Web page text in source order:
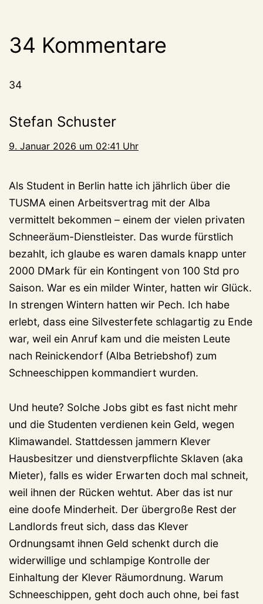
34 Kommentare
34
Stefan Schuster
9. Januar 2026 um 02:41 Uhr
Als Student in Berlin hatte ich jährlich über die
TUSMA einen Arbeitsvertrag mit der Alba
vermittelt bekommen – einem der vielen privaten
Schneeräum-Dienstleister. Das wurde fürstlich
bezahlt, ich glaube es waren damals knapp unter
2000 DMark für ein Kontingent von 100 Std pro
Saison. War es ein milder Winter, hatten wir Glück.
In strengen Wintern hatten wir Pech. Ich habe
erlebt, dass eine Silvesterfete schlagartig zu Ende
war, weil ein Anruf kam und die meisten Leute
nach Reinickendorf (Alba Betriebshof) zum
Schneeschippen kommandiert wurden.
Und heute? Solche Jobs gibt es fast nicht mehr
und die Studenten verdienen kein Geld, wegen
Klimawandel. Stattdessen jammern Klever
Hausbesitzer und dienstverpflichte Sklaven (aka
Mieter), falls es wider Erwarten doch mal schneit,
weil ihnen der Rücken wehtut. Aber das ist nur
eine doofe Minderheit. Der übergroße Rest der
Landlords freut sich, dass das Klever
Ordnungsamt ihnen Geld schenkt durch die
widerwillige und schlampige Kontrolle der
Einhaltung der Klever Räumordnung. Warum
Schneeschippen, geht doch auch ohne, bei fast